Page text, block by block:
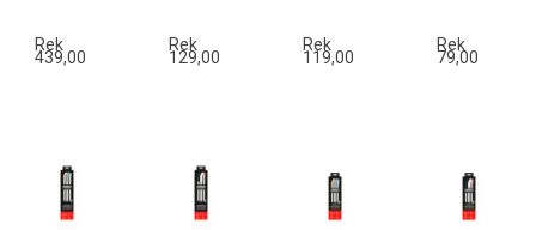
Rek
439,00
Rek
129,00
Rek
119,00
Rek
79,00